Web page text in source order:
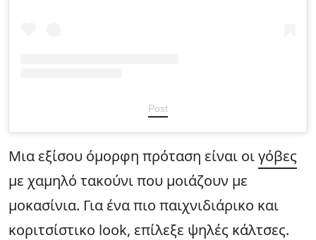
Post
Μια εξίσου όμορφη πρόταση είναι οιγόβες
με χαμηλό τακούνι που μοιάζουν με
μοκασίνια. Για ένα πιο παιχνιδιάρικο και
κοριτσίστικο look, επίλεξε ψηλές κάλτσες.